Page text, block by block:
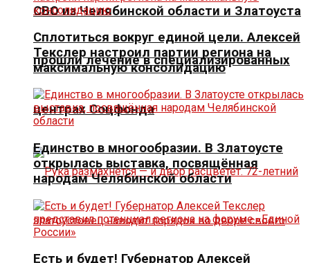
СВО из Челябинской области и Златоуста
прошли лечение в специализированных
центрах Соцфонда
Сплотиться вокруг единой цели. Алексей
Текслер настроил партии региона на
максимальную консолидацию
Единство в многообразии. В Златоусте
открылась выставка, посвящённая
народам Челябинской области
Есть и будет! Губернатор Алексей